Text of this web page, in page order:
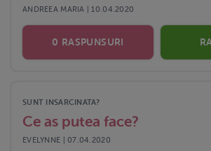
ANDREEA MARIA | 10.04.2020
0 RASPUNSURI
SUNT INSARCINATA?
Ce as putea face?
EVELYNNE | 07.04.2020